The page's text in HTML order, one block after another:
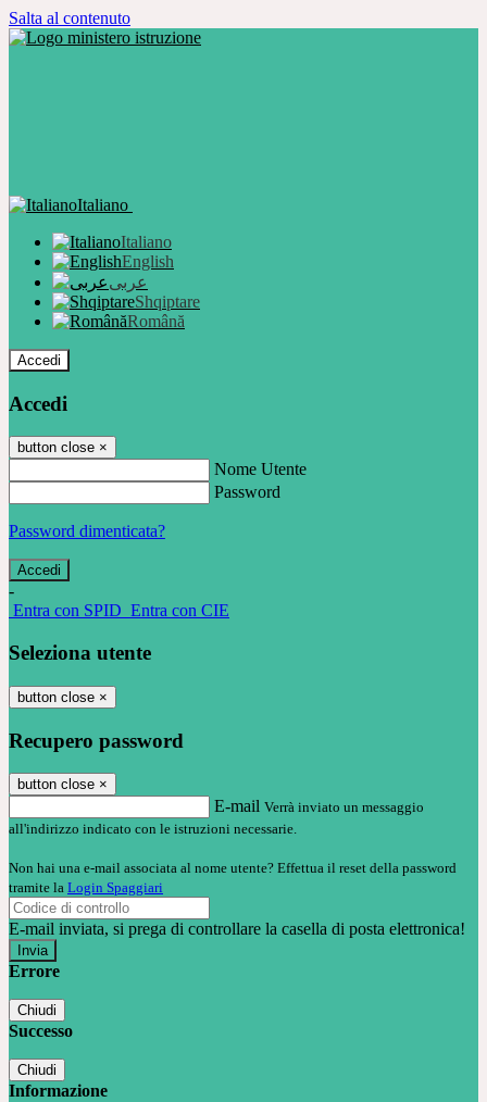
Salta al contenuto
Italiano
Italiano
English
عربى
Shqiptare
Română
Accedi
Accedi
button close ×
Nome Utente
Password
Password dimenticata?
-
Entra con SPID Entra con CIE
Seleziona utente
button close ×
Recupero password
button close ×
E-mail Verrà inviato un messaggio
all'indirizzo indicato con le istruzioni necessarie.
Non hai una e-mail associata al nome utente? Effettua il reset della password
tramite la Login Spaggiari
E-mail inviata, si prega di controllare la casella di posta elettronica!
Errore
Chiudi
Successo
Chiudi
Informazione